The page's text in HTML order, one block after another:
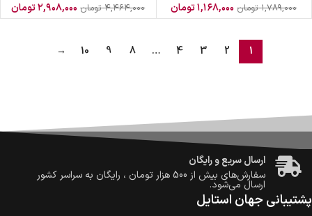
۱,۷۸۹,۰۰۰ تومان ۱,۱۶۸,۰۰۰تومان ۴,۴۶۴,۰۰۰ تومان ۲,۹۰۸,۰۰۰تومان
1
2
3
4
…
8
9
10
→
ضمانت اصالت کالا
گارانتی معتبر برای تمامی محصولات ارائه می‌شود.
ارسال سریع و رایگان
سفارش‌های بیش از 500 هزار تومان ، رایگان به سراسر کشور
ارسال می‌شود.
ضمانت بازگشت کالا
پشتیبانی جهان استایل